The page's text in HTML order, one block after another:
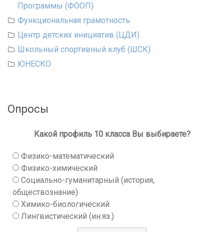
Программы (ФООП)
Функциональная грамотность
Центр детских инициатив (ЦДИ)
Школьный спортивный клуб (ШСК)
ЮНЕСКО
Опросы
Какой профиль 10 класса Вы выбираете?
Физико-математический
Физико-химический
Социально-гуманитарный (история,
обществознание)
Химико-биологический
Лингвистический (ин.яз.)